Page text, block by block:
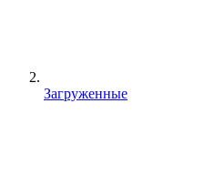
Загруженные